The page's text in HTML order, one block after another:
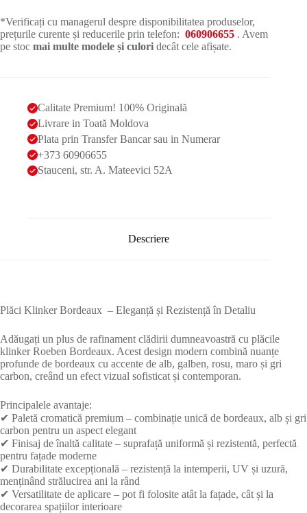
*Verificați cu managerul despre disponibilitatea produselor,
prețurile curente și reducerile prin telefon: 060906655 . Avem
pe stoc mai multe modele și culori decât cele afișate.
Calitate Premium! 100% Originală
Livrare in Toată Moldova
Plata prin Transfer Bancar sau in Numerar
+373 60906655
Stauceni, str. A. Mateevici 52A
Descriere
Plăci Klinker Bordeaux – Eleganță și Rezistență în Detaliu
Adăugați un plus de rafinament clădirii dumneavoastră cu plăcile
klinker Roeben Bordeaux. Acest design modern combină nuanțe
profunde de bordeaux cu accente de alb, galben, rosu, maro și gri
carbon, creând un efect vizual sofisticat și contemporan.
Principalele avantaje:
✔ Paletă cromatică premium – combinație unică de bordeaux, alb și gri
carbon pentru un aspect elegant
✔ Finisaj de înaltă calitate – suprafață uniformă și rezistentă, perfectă
pentru fațade moderne
✔ Durabilitate excepțională – rezistență la intemperii, UV și uzură,
menținând strălucirea ani la rând
✔ Versatilitate de aplicare – pot fi folosite atât la fațade, cât și la
decorarea spațiilor interioare